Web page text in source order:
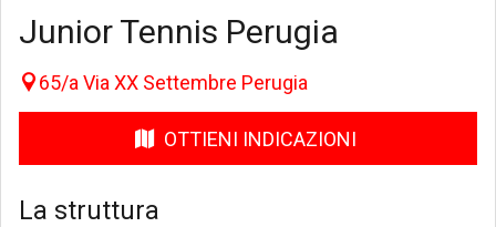
Junior Tennis Perugia
65/a Via XX Settembre Perugia
OTTIENI INDICAZIONI
La struttura